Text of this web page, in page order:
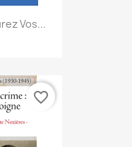
Vos...
favorite_border